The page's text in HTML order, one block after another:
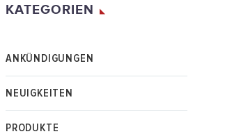
KATEGORIEN
ANKÜNDIGUNGEN
NEUIGKEITEN
PRODUKTE